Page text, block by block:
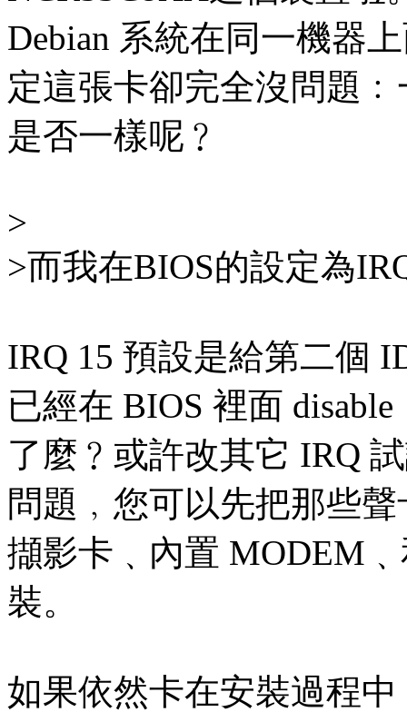
Debian 系統在同一機器
定這張卡卻完全沒問題
是否一樣呢﹖
>
>而我在BIOS的設定為
IRQ 15 預設是給第二個
已經在 BIOS 裡面 disable
了麼﹖或許改其它 IRQ
問題﹐您可以先把那些聲
擷影卡﹑內置
裝。
如果依然卡在安裝過程